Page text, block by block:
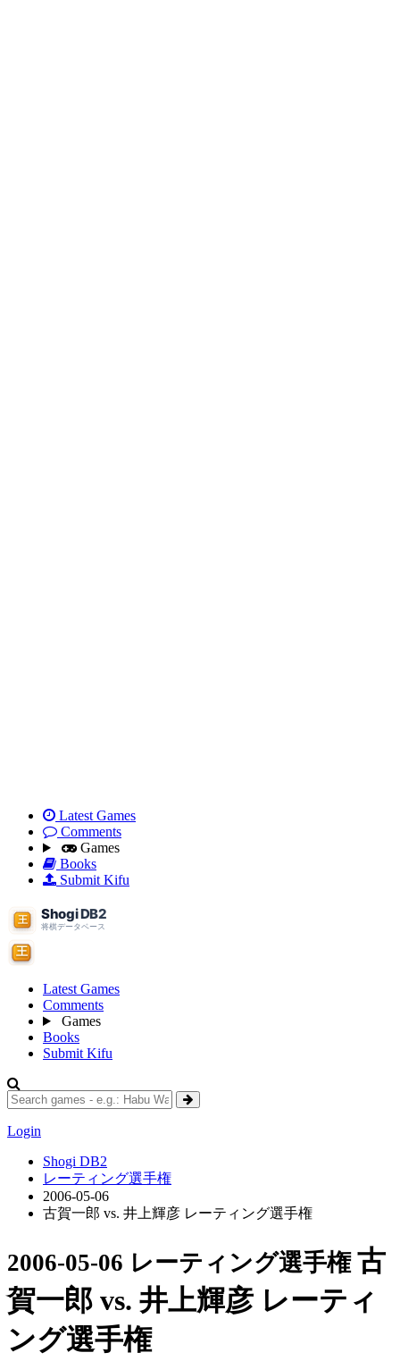
Latest Games
Comments
Games
Books
Submit Kifu
Latest Games
Comments
Games
Books
Submit Kifu
Login
Shogi DB2
レーティング選手権
2006-05-06
古賀一郎 vs. 井上輝彦 レーティング選手権
2006-05-06 レーティング選手権 古
賀一郎 vs. 井上輝彦 レーティ
ング選手権